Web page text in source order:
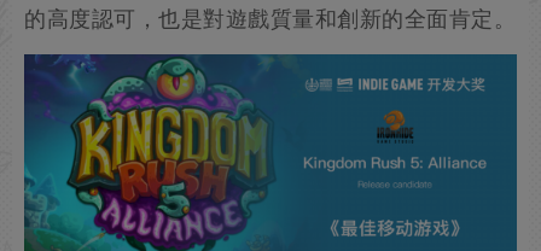
的高度認可，也是對遊戲質量和創新的全面肯定。